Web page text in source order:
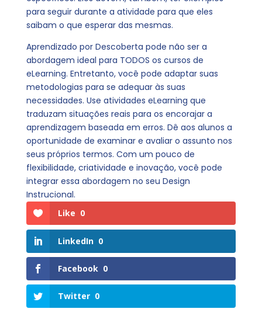
para seguir durante a atividade para que eles
saibam o que esperar das mesmas.
Aprendizado por Descoberta pode não ser a
abordagem ideal para TODOS os cursos de
eLearning. Entretanto, você pode adaptar suas
metodologias para se adequar às suas
necessidades. Use atividades eLearning que
traduzam situações reais para os encorajar a
aprendizagem baseada em erros. Dê aos alunos a
oportunidade de examinar e avaliar o assunto nos
seus próprios termos. Com um pouco de
flexibilidade, criatividade e inovação, você pode
integrar essa abordagem no seu Design
Instrucional.
Like 0
LinkedIn 0
Facebook 0
Twitter 0